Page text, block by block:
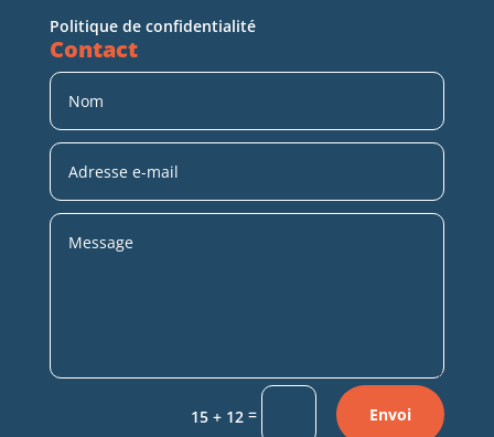
Politique de confidentialité
Contact
15 + 12 = Envoi